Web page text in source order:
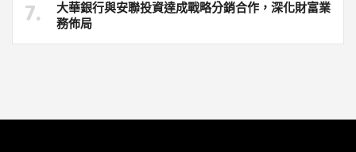
大華銀行與安聯投資達成戰略分銷合作，深化財富業
務佈局